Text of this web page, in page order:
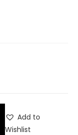
Add to
Wishlist